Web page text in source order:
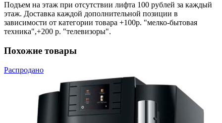
Подъем на этаж при отсутствии лифта 100 рублей за каждый
этаж. Доставка каждой дополнительной позиции в
зависимости от категории товара +100р. "мелко-бытовая
техника",+200 р. "телевизоры".
Похожие товары
Распродано